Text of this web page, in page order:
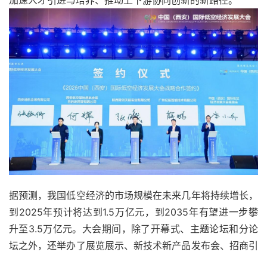
据预测，我国低空经济的市场规模在未来几年将持续增长，
到2025年预计将达到1.5万亿元，到2035年有望进一步攀
升至3.5万亿元。大会期间，除了开幕式、主题论坛和分论
坛之外，还举办了展览展示、新技术新产品发布会、招商引